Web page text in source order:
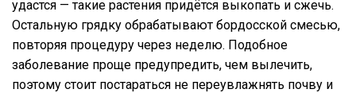
удастся — такие растения придётся выкопать и сжечь.
Остальную грядку обрабатывают бордосской смесью,
повторяя процедуру через неделю. Подобное
заболевание проще предупредить, чем вылечить,
поэтому стоит постараться не переувлажнять почву и